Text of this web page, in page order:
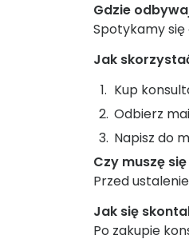
Gdzie
Spotykamy
Jak
Kup
Odbierz
Napisz do
Czy muszę
Przed
Jak się
Po zakupie